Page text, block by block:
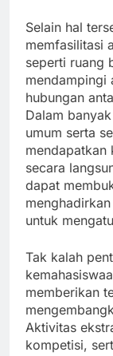
Selain hal
memfasilitasi
seperti ruang
mendampingi
hubungan
Dalam
umum serta
mendapatkan
secara
dapat
untuk
Tak kalah
memberikan
Aktivitas
kompetisi,